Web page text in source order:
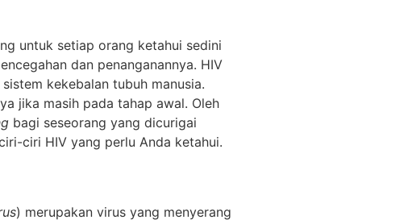
untuk setiap orang ketahui sedini
dan penanganannya. HIV
kekebalan tubuh manusia.
jika masih pada tahap awal. Oleh
bagi seseorang yang dicurigai
ciri HIV yang perlu Anda ketahui.
) merupakan virus yang menyerang